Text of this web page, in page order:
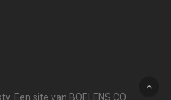
Een site van BOELENS.CO